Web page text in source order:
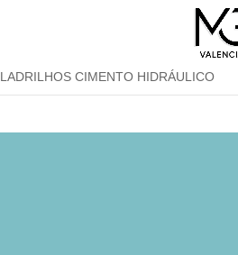
LADRILHOS CIMENTO HIDRÁULICO